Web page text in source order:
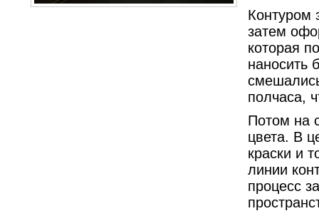
Контуром
затем
которая
наносить
полчаса,
Потом на
цвета. В
краски и
линии
процесс